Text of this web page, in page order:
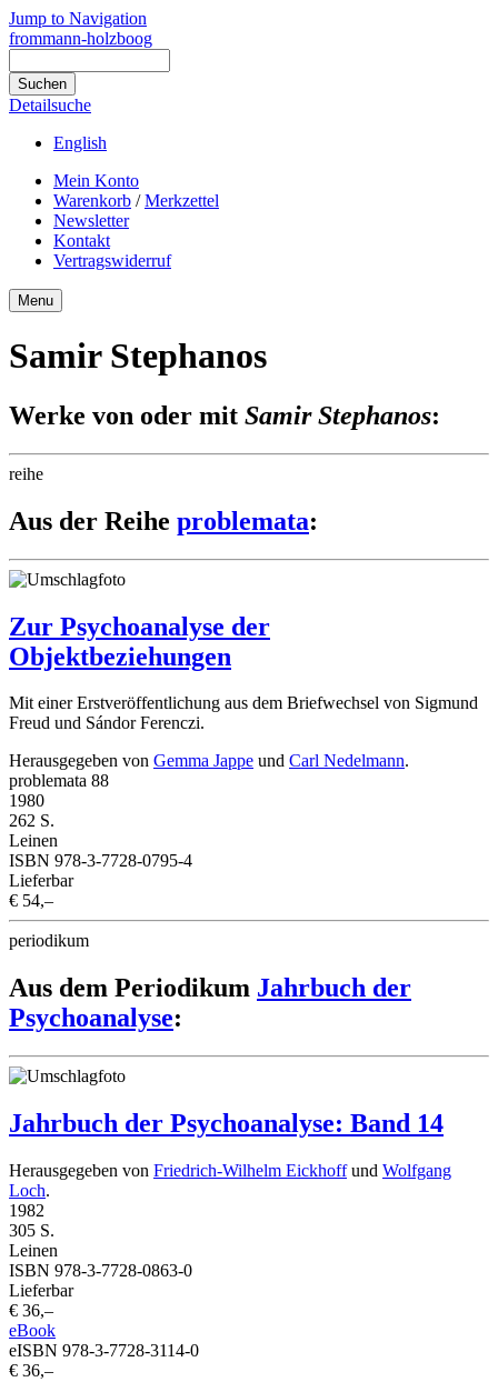
Jump to Navigation
frommann-holzboog
Detailsuche
English
Mein Konto
Warenkorb /Merkzettel
Newsletter
Kontakt
Vertragswiderruf
Menu
Samir Stephanos
Werke von oder mit Samir Stephanos:
reihe
Aus der Reihe problemata:
Zur Psychoanalyse der
Objektbeziehungen
Mit einer Erstveröffentlichung aus dem Briefwechsel von Sigmund
Freud und Sándor Ferenczi.
Herausgegeben von Gemma Jappe und Carl Nedelmann.
problemata 88
1980
262 S.
Leinen
ISBN 978-3-7728-0795-4
Lieferbar
€ 54,–
periodikum
Aus dem Periodikum Jahrbuch der
Psychoanalyse:
Jahrbuch der Psychoanalyse: Band 14
Herausgegeben von Friedrich-Wilhelm Eickhoffund Wolfgang
Loch.
1982
305 S.
Leinen
ISBN 978-3-7728-0863-0
Lieferbar
€ 36,–
eBook
eISBN 978-3-7728-3114-0
€ 36,–